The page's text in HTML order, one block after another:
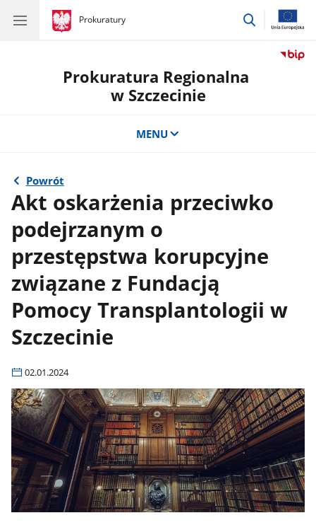
gov.pl
Prokuratury
gov.pl
Prokuratury
przejdź
Prokuratura Regionalna
w Szczecinie
MENU
Powrót
Akt oskarżenia przeciwko
podejrzanym o
przestępstwa korupcyjne
związane z Fundacją
Pomocy Transplantologii w
Szczecinie
02.01.2024